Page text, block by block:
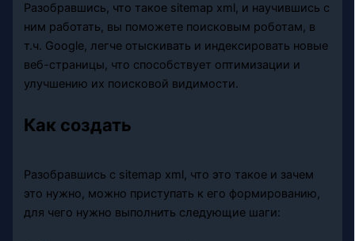
Разобравшись, что такое sitemap xml, и научившись с
ним работать, вы поможете поисковым роботам, в
т.ч. Google, легче отыскивать и индексировать новые
веб-страницы, что способствует оптимизации и
улучшению их поисковой видимости.
Как создать
Разобравшись с sitemap xml, что это такое и зачем
это нужно, можно приступать к его формированию,
для чего нужно выполнить следующие шаги: